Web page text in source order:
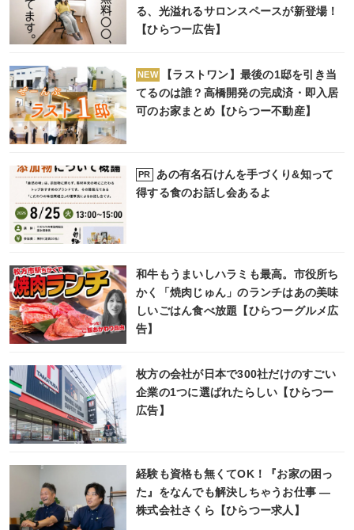
る、光溢れるサロンスペースが新登場！
【ひらつー広告】
NEW
【ラストワン】最後の1邸を引き当
てるのは誰？高橋開発の完成済・即入居
可のお家まとめ【ひらつー不動産】
PR
あの有名石けんを手づくり&知って
得する食のお話し会あるよ
和牛もうまいしハラミも最高。市役所ち
かく「焼肉じゅん」のランチはあの美味
しいごはん食べ放題【ひらつーグルメ広
告】
枚方の会社が日本で300社だけのすごい
企業の1つに選ばれたらしい【ひらつー
広告】
経験も資格も無くてOK！『お家の困っ
た』をなんでも解決しちゃうお仕事 ―
株式会社さくら【ひらつー求人】